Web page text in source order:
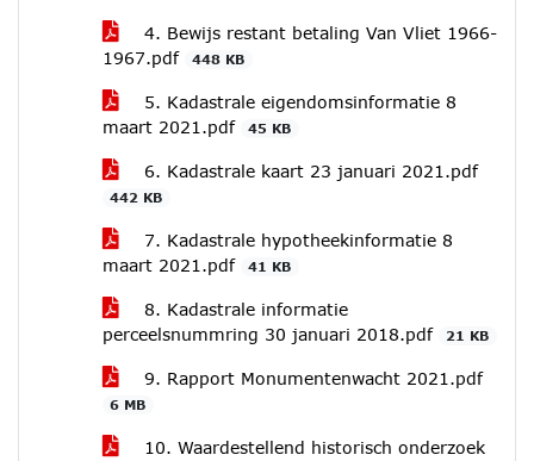
4. Bewijs restant betaling Van Vliet 1966-
1967.pdf
448 KB
5. Kadastrale eigendomsinformatie 8
maart 2021.pdf
45 KB
6. Kadastrale kaart 23 januari 2021.pdf
442 KB
7. Kadastrale hypotheekinformatie 8
maart 2021.pdf
41 KB
8. Kadastrale informatie
perceelsnummring 30 januari 2018.pdf
21 KB
9. Rapport Monumentenwacht 2021.pdf
6 MB
10. Waardestellend historisch onderzoek